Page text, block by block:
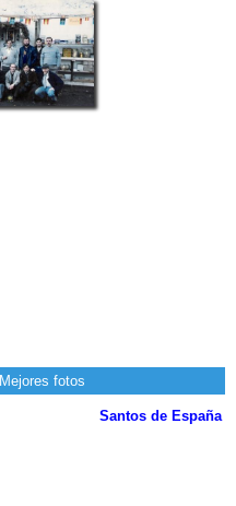
Mejores fotos
Santos de España